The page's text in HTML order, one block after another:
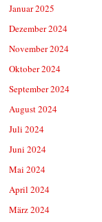
Januar 2025
Dezember 2024
November 2024
Oktober 2024
September 2024
August 2024
Juli 2024
Juni 2024
Mai 2024
April 2024
März 2024